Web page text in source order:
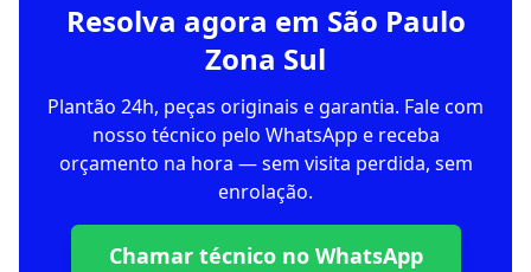
Resolva agora em São Paulo
Zona Sul
Plantão 24h, peças originais e garantia. Fale com
nosso técnico pelo WhatsApp e receba
orçamento na hora — sem visita perdida, sem
enrolação.
Chamar técnico no WhatsApp